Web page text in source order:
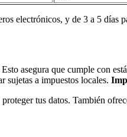
electrónicos, y de 3 a 5 días
asegura que cumple con
sujetas a impuestos locales.
tus datos. También